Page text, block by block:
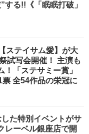
する!!《「眠眠打破」
ステイサム愛】が大
試写会開催！ 主演も
「ステサミー賞」
全54作品の栄冠に
た特別イベントがサ
レーベル銀座店で開